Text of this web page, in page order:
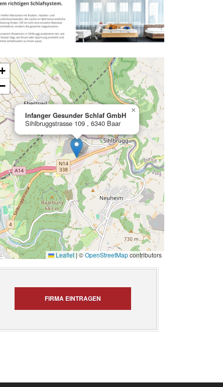
map…
Infanger Gesunder Schlaf GmbH
Sihlbruggstrasse 109 , 6340 Baar
×
Leaflet | ©OpenStreetMapcontributors
FIRMA EINTRAGEN